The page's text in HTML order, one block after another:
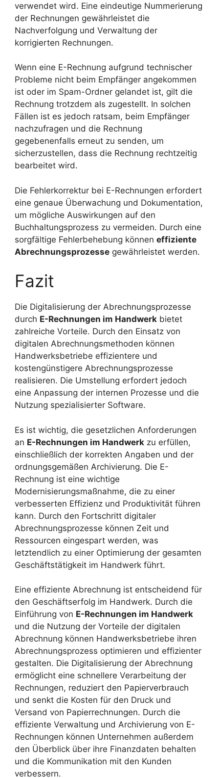
verwendet wird. Eine eindeutige Nummerierung
der Rechnungen gewährleistet die
Nachverfolgung und Verwaltung der
korrigierten Rechnungen.
Wenn eine E-Rechnung aufgrund technischer
Probleme nicht beim Empfänger angekommen
ist oder im Spam-Ordner gelandet ist, gilt die
Rechnung trotzdem als zugestellt. In solchen
Fällen ist es jedoch ratsam, beim Empfänger
nachzufragen und die Rechnung
gegebenenfalls erneut zu senden, um
sicherzustellen, dass die Rechnung rechtzeitig
bearbeitet wird.
Die Fehlerkorrektur bei E-Rechnungen erfordert
eine genaue Überwachung und Dokumentation,
um mögliche Auswirkungen auf den
Buchhaltungsprozess zu vermeiden. Durch eine
sorgfältige Fehlerbehebung können effiziente
Abrechnungsprozesse gewährleistet werden.
Fazit
Die Digitalisierung der Abrechnungsprozesse
durch E-Rechnungen im Handwerk bietet
zahlreiche Vorteile. Durch den Einsatz von
digitalen Abrechnungsmethoden können
Handwerksbetriebe effizientere und
kostengünstigere Abrechnungsprozesse
realisieren. Die Umstellung erfordert jedoch
eine Anpassung der internen Prozesse und die
Nutzung spezialisierter Software.
Es ist wichtig, die gesetzlichen Anforderungen
an E-Rechnungen im Handwerk zu erfüllen,
einschließlich der korrekten Angaben und der
ordnungsgemäßen Archivierung. Die E-
Rechnung ist eine wichtige
Modernisierungsmaßnahme, die zu einer
verbesserten Effizienz und Produktivität führen
kann. Durch den Fortschritt digitaler
Abrechnungsprozesse können Zeit und
Ressourcen eingespart werden, was
letztendlich zu einer Optimierung der gesamten
Geschäftstätigkeit im Handwerk führt.
Eine effiziente Abrechnung ist entscheidend für
den Geschäftserfolg im Handwerk. Durch die
Einführung von E-Rechnungen im Handwerk
und die Nutzung der Vorteile der digitalen
Abrechnung können Handwerksbetriebe ihren
Abrechnungsprozess optimieren und effizienter
gestalten. Die Digitalisierung der Abrechnung
ermöglicht eine schnellere Verarbeitung der
Rechnungen, reduziert den Papierverbrauch
und senkt die Kosten für den Druck und
Versand von Papierrechnungen. Durch die
effiziente Verwaltung und Archivierung von E-
Rechnungen können Unternehmen außerdem
den Überblick über ihre Finanzdaten behalten
und die Kommunikation mit den Kunden
verbessern.